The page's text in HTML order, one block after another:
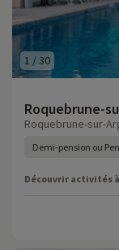
1 /30
Roquebrune-
Roquebrune-sur-
Demi-pension ou
Découvrir activités